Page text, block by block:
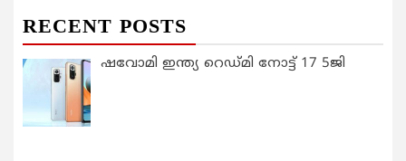
RECENT POSTS
ഷവോമി ഇന്ത്യ റെഡ്മി നോട്ട് 17 5ജി